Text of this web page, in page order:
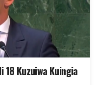
18 Kuzuiwa Kuingia